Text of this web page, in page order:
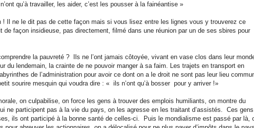
qu’à travailler, les aider, c’est les pousser à la fainéantise »
! Il ne le dit pas de cette façon mais si vous lisez entre les lignes vous y trouverez ce
de façon insidieuse, pas directement, filmé dans une réunion par un de ses sbires pour
la pauvreté ? Ils ne l’ont jamais côtoyée, vivant en vase clos dans leur
du lendemain, la crainte de ne pouvoir manger à sa faim. Les trajets en transport en
de l’administration pour avoir ce dont on a le droit ne sont pas leur lieu
sourire mesquin qui voudra dire : « ils n’ont qu’à bosser pour y arriver !»
on culpabilise, on force les gens à trouver des emplois humiliants, on montre du
ne participent pas à la vie du pays, on les agresse en les traitant d’assistés. Ces gens
ils ont participé à la bonne santé de celles-ci. Puis le mondialisme est passé par là,